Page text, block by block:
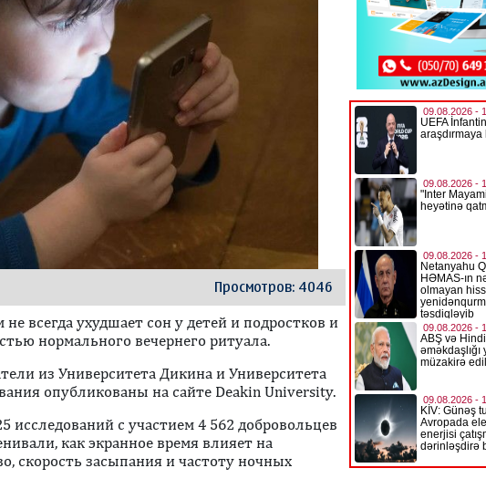
Просмотров: 4046
всегда ухудшает сон у детей и подростков и
нормального вечернего ритуала.
из Университета Дикина и Университета
опубликованы на сайте Deakin University.
с участием 4 562 добровольцев
как экранное время влияет на
скорость засыпания и частоту ночных